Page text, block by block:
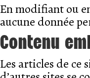
En modifiant ou
aucune donnée
Contenu
Les articles de ce